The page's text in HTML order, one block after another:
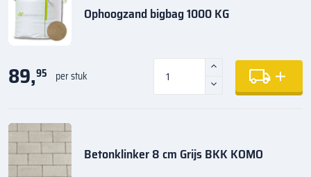
Ophoogzand bigbag 1000 KG
89,95 per stuk
Betonklinker 8 cm Grijs BKK KOMO